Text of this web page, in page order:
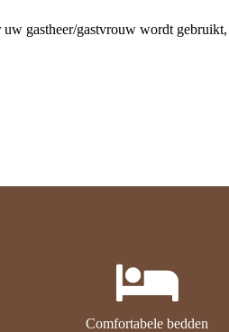
gastheer/gastvrouw wordt
Comfortabele bedden